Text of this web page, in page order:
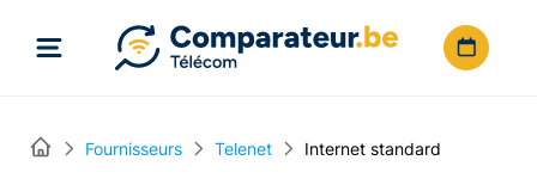
Home Fournisseurs Telenet Internet standard